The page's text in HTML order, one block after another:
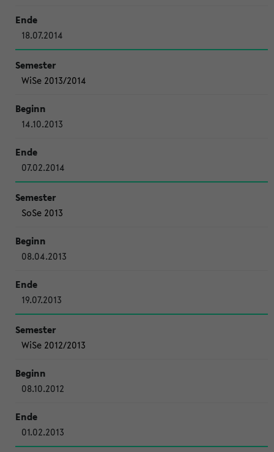
18.07.2014
WiSe 2013/2014
14.10.2013
07.02.2014
SoSe 2013
08.04.2013
19.07.2013
WiSe 2012/2013
08.10.2012
01.02.2013